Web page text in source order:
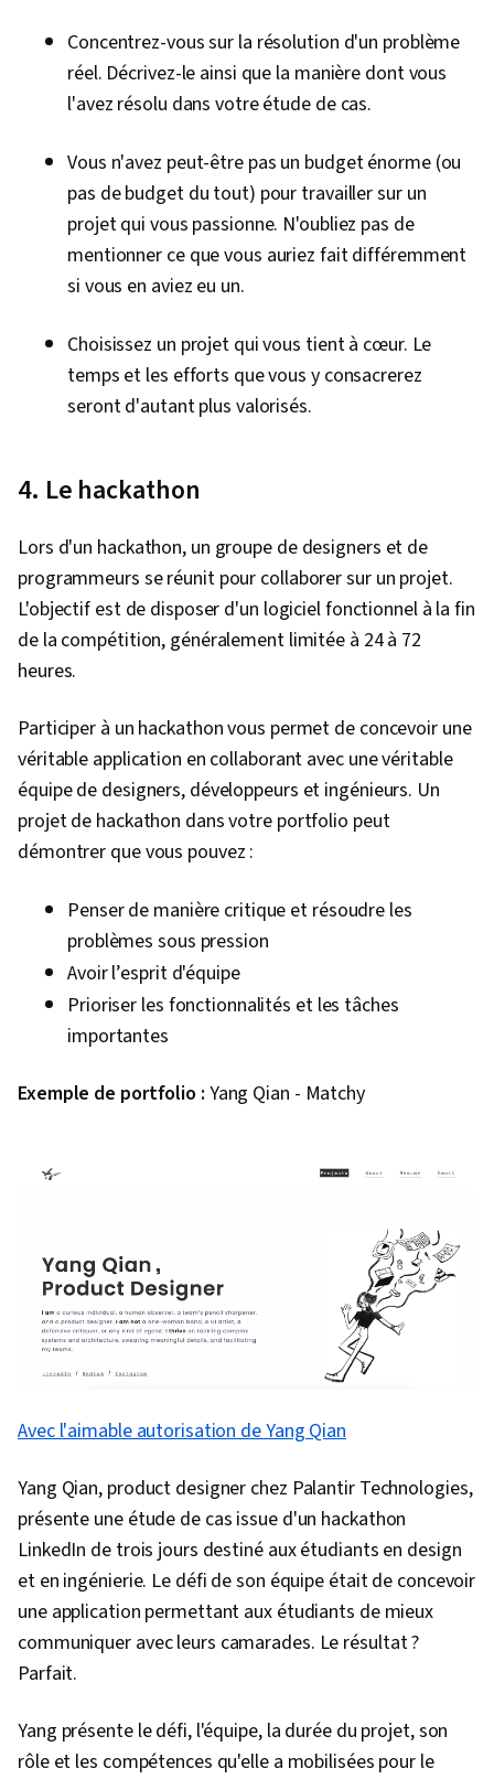
Concentrez-vous sur la résolution d'un problème
réel. Décrivez-le ainsi que la manière dont vous
l'avez résolu dans votre étude de cas.
Vous n'avez peut-être pas un budget énorme (ou
pas de budget du tout) pour travailler sur un
projet qui vous passionne. N'oubliez pas de
mentionner ce que vous auriez fait différemment
si vous en aviez eu un.
Choisissez un projet qui vous tient à cœur. Le
temps et les efforts que vous y consacrerez
seront d'autant plus valorisés.
4. Le hackathon
Lors d'un hackathon, un groupe de designers et de
programmeurs se réunit pour collaborer sur un projet.
L'objectif est de disposer d'un logiciel fonctionnel à la fin
de la compétition, généralement limitée à 24 à 72
heures.
Participer à un hackathon vous permet de concevoir une
véritable application en collaborant avec une véritable
équipe de designers, développeurs et ingénieurs. Un
projet de hackathon dans votre portfolio peut
démontrer que vous pouvez :
Penser de manière critique et résoudre les
problèmes sous pression
Avoir l’esprit d'équipe
Prioriser les fonctionnalités et les tâches
importantes
Exemple de portfolio : Yang Qian - Matchy
Avec l'aimable autorisation de Yang Qian
Yang Qian, product designer chez Palantir Technologies,
présente une étude de cas issue d'un hackathon
LinkedIn de trois jours destiné aux étudiants en design
et en ingénierie. Le défi de son équipe était de concevoir
une application permettant aux étudiants de mieux
communiquer avec leurs camarades. Le résultat ?
Parfait.
Yang présente le défi, l'équipe, la durée du projet, son
rôle et les compétences qu'elle a mobilisées pour le